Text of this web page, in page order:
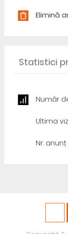
Elimină
Statistici
Număr
Ultima
Nr. anunț